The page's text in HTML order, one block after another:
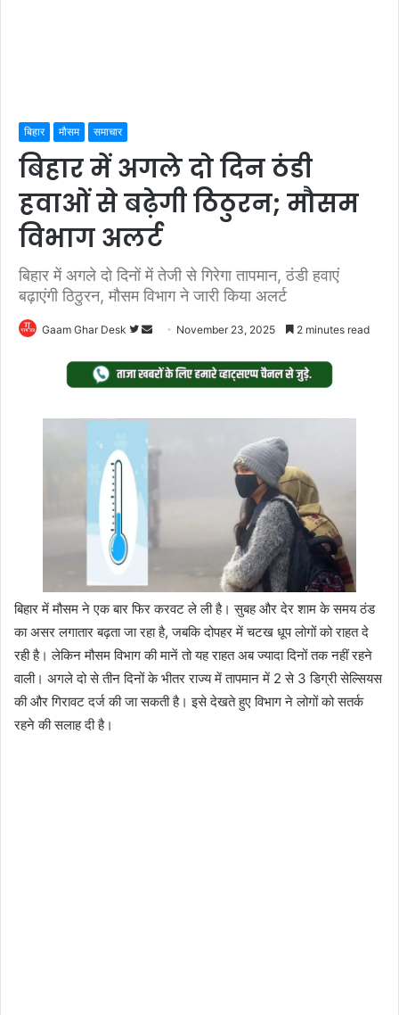
बिहार मौसम समाचार
बिहार में अगले दो दिन ठंडी
हवाओं से बढ़ेगी ठिठुरन; मौसम
विभाग अलर्ट
बिहार में अगले दो दिनों में तेजी से गिरेगा तापमान, ठंडी हवाएं
बढ़ाएंगी ठिठुरन, मौसम विभाग ने जारी किया अलर्ट
Gaam Ghar Desk
Follow
Twitter
Send
email
November 23, 2025 2 minutes read
बिहार में मौसम ने एक बार फिर करवट ले ली है। सुबह और देर शाम के समय ठंड
का असर लगातार बढ़ता जा रहा है, जबकि दोपहर में चटख धूप लोगों को राहत दे
रही है। लेकिन मौसम विभाग की मानें तो यह राहत अब ज्यादा दिनों तक नहीं रहने
वाली। अगले दो से तीन दिनों के भीतर राज्य में तापमान में 2 से 3 डिग्री सेल्सियस
की और गिरावट दर्ज की जा सकती है। इसे देखते हुए विभाग ने लोगों को सतर्क
रहने की सलाह दी है।